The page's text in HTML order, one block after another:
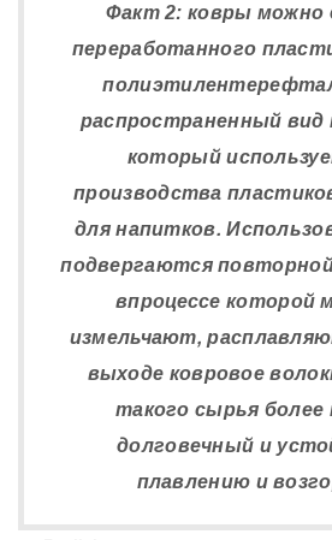
Факт 2: ковры можно
переработанного
распространенный вид
который
производства
для напитков.
подвергаются
впроцессе которой
измельчают,
выходе ковровое
такого сырья более
долговечный и
плавлению и